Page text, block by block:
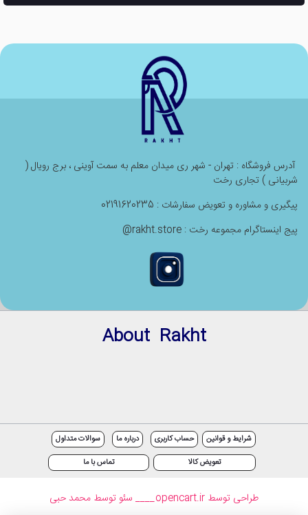
آدرس فروشگاه : تهران - شهر ری میدان معلم به سمت آوینی ، برج رویال (
شربیانی ) تجاری رخت
پیگیری و مشاوره و تعویض سفارشات : 02191620235
پیج اینستاگرام مجموعه رخت : rakht.store@
About Rakht
شرایط و قوانین حساب کاربری درباره ما
سوالات متداول
تعویض کالا
تماس با ما
طراحی توسط opencart.ir ____ سئو توسط محمد حبی